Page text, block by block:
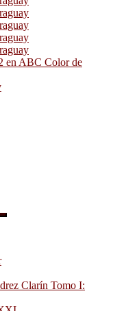
en ABC Color de
Buscar
Clarín Tomo I: